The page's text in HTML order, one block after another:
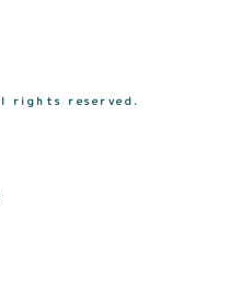
rights reserved.